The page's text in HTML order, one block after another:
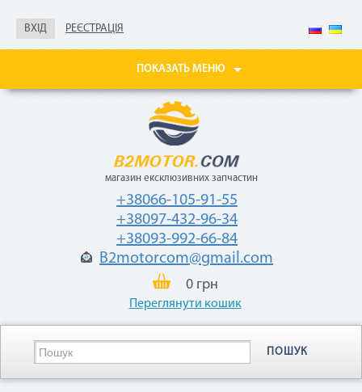
ВХІД РЕЄСТРАЦІЯ
ПОКАЗАТЬ МЕНЮ
магазин ексклюзивних запчастин
+38066-105-91-55
+38097-432-96-34
+38093-992-66-84
B2motorcom@gmail.com
0 грн
Переглянути кошик
ПОШУК
справка о доходах
«Мгновенная рассрочка»
месяцев
Как воспользоваться